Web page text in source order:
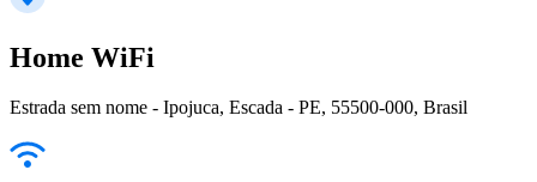
Home WiFi
Estrada sem nome - Ipojuca, Escada - PE, 55500-000, Brasil